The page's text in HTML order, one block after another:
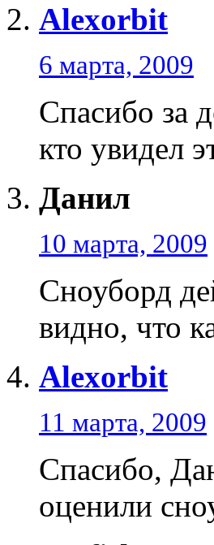
Alexorbit
6 марта, 2009
Спасибо за
кто увидел
Данил
10 марта, 2009
Сноуборд
видно, что
Alexorbit
11 марта, 2009
Спасибо,
оценили